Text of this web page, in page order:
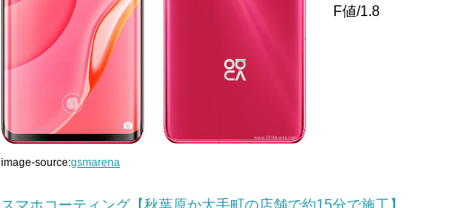
image-source:gsmarena
F値/1.8
スマホコーティング【秋葉原か大手町の店舗で約15分で施工】